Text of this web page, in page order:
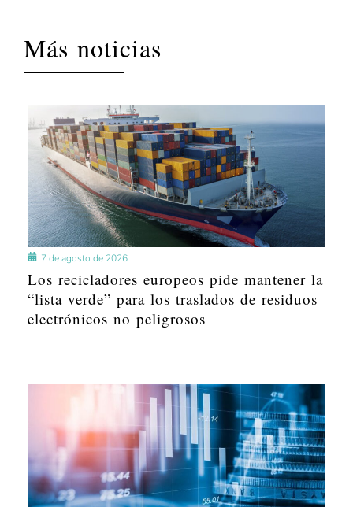
Más noticias
7 de agosto de 2026
Los recicladores europeos pide mantener la
“lista verde” para los traslados de residuos
electrónicos no peligrosos